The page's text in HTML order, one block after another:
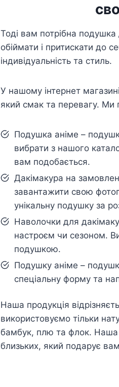
Тоді вам потрібна
обіймати і притискати до
індивідуальність та стиль.
У нашому інтернет
який смак та перевагу. Ми
Подушка аніме –
вибрати з нашого
вам подобається.
Дакімакура на
завантажити свою
унікальну подушку за
Наволочки для
настроєм чи сезоном.
подушкою.
Подушку аніме –
спеціальну форму та
Наша продукція
використовуємо тільки
бамбук, плю та флок. Наша
близьких, який подарує